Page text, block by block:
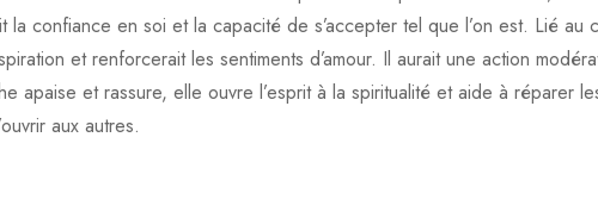
la confiance en soi et la capacité de s’accepter tel que l’on est. Lié
et renforcerait les sentiments d’amour. Il aurait une action
et rassure, elle ouvre l’esprit à la spiritualité et aide à réparer
aux autres.